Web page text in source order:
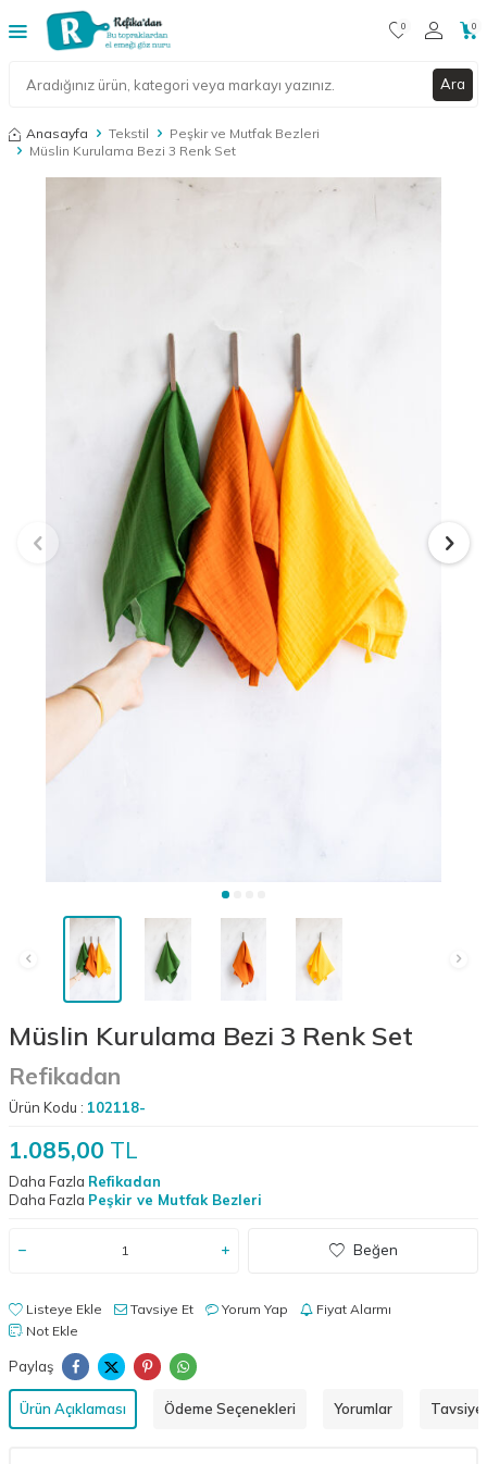
Ara
0 0
Anasayfa Tekstil
Peşkir ve Mutfak Bezleri
Müslin Kurulama Bezi 3 Renk Set
Müslin Kurulama Bezi 3 Renk Set
Refikadan
Ürün Kodu : 102118-
1.085,00 TL
Daha Fazla Refikadan
Daha Fazla Peşkir ve Mutfak Bezleri
Beğen
Listeye Ekle Tavsiye Et Yorum Yap
Fiyat Alarmı
Not Ekle
Paylaş
Ürün Açıklaması Ödeme Seçenekleri Yorumlar Tavsiye